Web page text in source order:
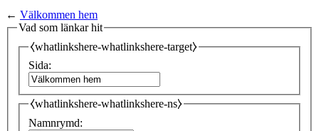
← Välkommen hem
Vad som länkar hit
⧼whatlinkshere-whatlinkshere-target⧽
Sida:
⧼whatlinkshere-whatlinkshere-ns⧽
Namnrymd: